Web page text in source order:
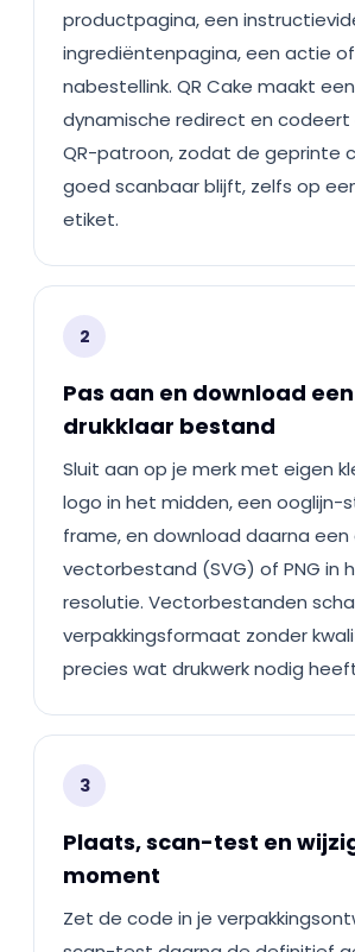
productpagina, een
ingrediëntenpagina, een actie
nabestellink. QR Cake maakt
dynamische redirect en codeert
QR-patroon, zodat de geprinte
goed scanbaar blijft, zelfs op
etiket.
2
Pas aan en download een
drukklaar bestand
Sluit aan op je merk met eigen
logo in het midden, een ooglijn-
frame, en download daarna een
vectorbestand (SVG) of PNG in
resolutie. Vectorbestanden
verpakkingsformaat zonder
precies wat drukwerk nodig
3
Plaats, scan-test en
moment
Zet de code in je